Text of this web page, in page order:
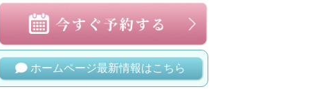
ホームページ最新情報はこちら